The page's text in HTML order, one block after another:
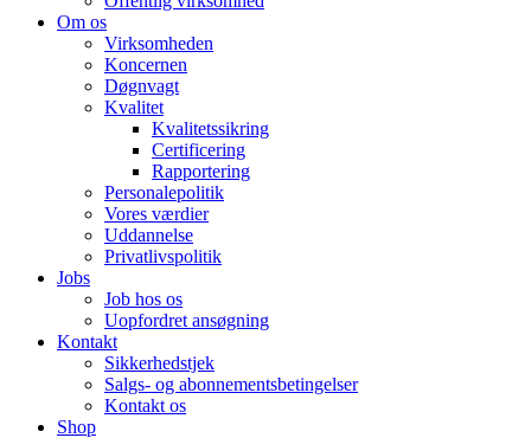
Om os
Virksomheden
Koncernen
Døgnvagt
Kvalitet
Kvalitetssikring
Certificering
Rapportering
Personalepolitik
Vores værdier
Uddannelse
Privatlivspolitik
Jobs
Job hos os
Uopfordret ansøgning
Kontakt
Sikkerhedstjek
Salgs- og abonnementsbetingelser
Kontakt os
Shop